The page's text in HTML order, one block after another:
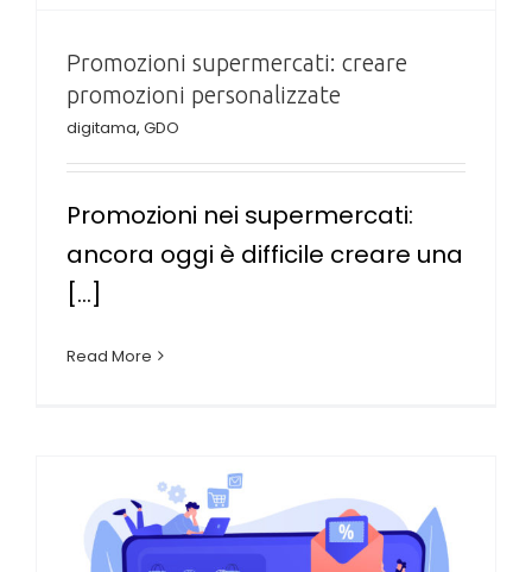
Promozioni supermercati: creare
promozioni personalizzate
digitama, GDO
Promozioni nei supermercati:
ancora oggi è difficile creare una
[...]
Read More